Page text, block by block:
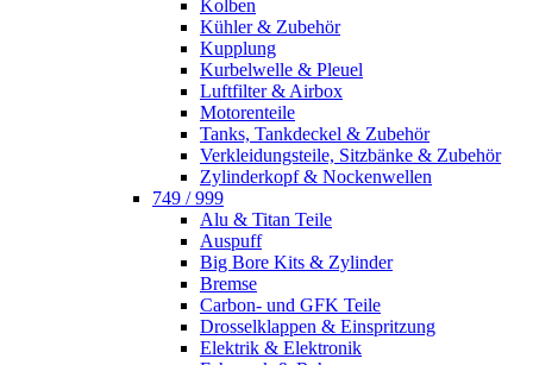
Kolben
Kühler & Zubehör
Kupplung
Kurbelwelle & Pleuel
Luftfilter & Airbox
Motorenteile
Tanks, Tankdeckel & Zubehör
Verkleidungsteile, Sitzbänke & Zubehör
Zylinderkopf & Nockenwellen
749 / 999
Alu & Titan Teile
Auspuff
Big Bore Kits & Zylinder
Bremse
Carbon- und GFK Teile
Drosselklappen & Einspritzung
Elektrik & Elektronik